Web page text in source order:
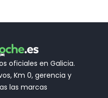
oficiales en Galicia.
Km 0, gerencia y
las marcas